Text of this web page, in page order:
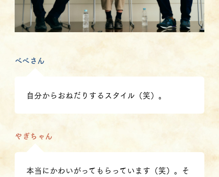
べべさん
自分からおねだりするスタイル（笑）。
やぎちゃん
本当にかわいがってもらっています（笑）。そ